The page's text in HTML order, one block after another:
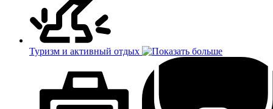
Туризм и активный отдых